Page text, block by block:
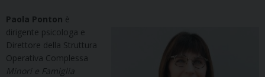
Paola Ponton è
dirigente psicologa e
Direttore della Struttura
Operativa Complessa
Minori e Famiglia